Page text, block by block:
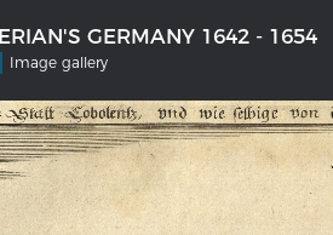
GERMANY 1642 - 1654
Image gallery